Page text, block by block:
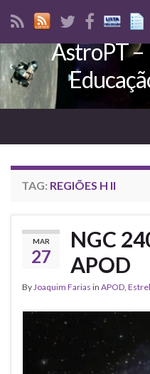
Search for:
AstroPT –
TAG: REGIÕES H II
MAR
27
NGC
APOD
ByJoaquim Farias in APOD,